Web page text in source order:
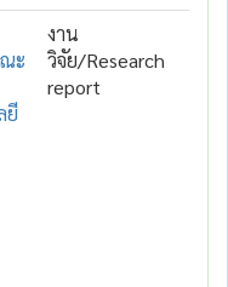
ะ
ยี
งาน
วิจัย/Research
report